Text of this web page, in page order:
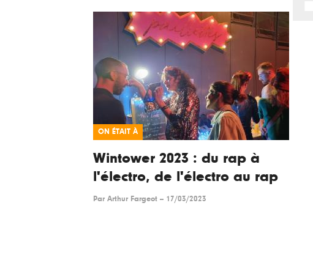
ON ÉTAIT À
Wintower 2023 : du rap à
l'électro, de l'électro au rap
Par Arthur Fargeot -- 17/03/2023